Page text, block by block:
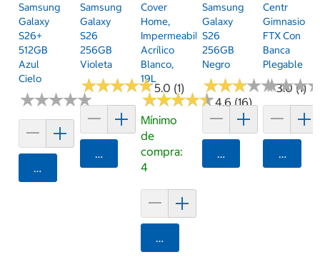
Samsung
Galaxy
S26+
512GB
Azul
Cielo
★★★★★
★★★★★
Agregar
Samsung
Galaxy
S26
256GB
Violeta
★★★★★
★★★★★5.0 (1)
Agregar
Cover
Home,
Impermeabilizante
Acrílico
Blanco,
19L
★★★★★
★★★★★4.6 (16)
Mínimo
de
compra:
4
Agregar
Samsung
Galaxy
S26
256GB
Negro
★★★★★
★★★★★3.0 (1)
Agregar
Centr
Gimnasio
FTX Con
Banca
Plegable
★★★
★★★